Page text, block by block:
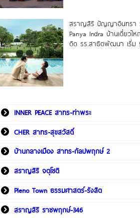
สราญสิริ ปัญญาอินทรา
Panya Indra บ้านเดี่ยวใ
ดิด รร.สาธิตพัฒนา เริ่ม
INNER PEACE สาทร-ท่าพระ
CHER สาทร-สุขสวัสดิ์
บ้านกลางเมือง สาทร-กัลปพฤกษ์ 2
สราญสิริ จตุโชติ
Pleno Town ธรรมศาสตร์-รังสิต
สราญสิริ ราชพฤกษ์-346